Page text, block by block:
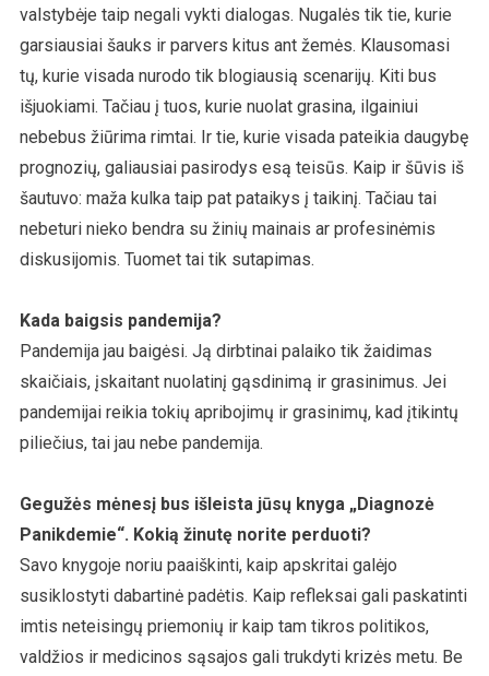
valstybėje taip negali vykti dialogas. Nugalės tik tie, kurie
garsiausiai šauks ir parvers kitus ant žemės. Klausomasi
tų, kurie visada nurodo tik blogiausią scenarijų. Kiti bus
išjuokiami. Tačiau į tuos, kurie nuolat grasina, ilgainiui
nebebus žiūrima rimtai. Ir tie, kurie visada pateikia daugybę
prognozių, galiausiai pasirodys esą teisūs. Kaip ir šūvis iš
šautuvo: maža kulka taip pat pataikys į taikinį. Tačiau tai
nebeturi nieko bendra su žinių mainais ar profesinėmis
diskusijomis. Tuomet tai tik sutapimas.
Kada baigsis pandemija?
Pandemija jau baigėsi. Ją dirbtinai palaiko tik žaidimas
skaičiais, įskaitant nuolatinį gąsdinimą ir grasinimus. Jei
pandemijai reikia tokių apribojimų ir grasinimų, kad įtikintų
piliečius, tai jau nebe pandemija.
Gegužės mėnesį bus išleista jūsų knyga „Diagnozė
Panikdemie“. Kokią žinutę norite perduoti?
Savo knygoje noriu paaiškinti, kaip apskritai galėjo
susiklostyti dabartinė padėtis. Kaip refleksai gali paskatinti
imtis neteisingų priemonių ir kaip tam tikros politikos,
valdžios ir medicinos sąsajos gali trukdyti krizės metu. Be